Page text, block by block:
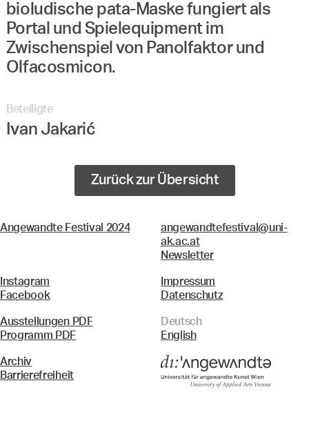
bioludische pata-Maske fungiert als
Portal und Spielequipment im
Zwischenspiel von Panolfaktor und
Olfacosmicon.
Beteiligte
Ivan Jakarić
Zurück zur Übersicht
Angewandte Festival 2024
angewandtefestival@uni-
ak.ac.at
Newsletter
Instagram
Facebook
Impressum
Datenschutz
Ausstellungen PDF
Programm PDF
Deutsch
English
Archiv
Barrierefreiheit